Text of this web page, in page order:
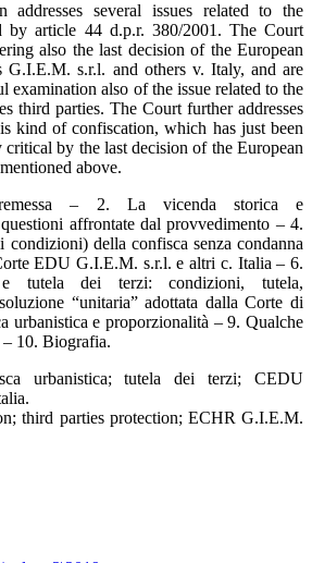
addresses several issues related to the
by article 44 d.p.r. 380/2001. The Court
also the last decision of the European
s.r.l. and others v. Italy, and are
examination also of the issue related to the
third parties. The Court further addresses
kind of confiscation, which has just been
by the last decision of the European
above.
– 2. La vicenda storica e
affrontate dal provvedimento – 4.
della confisca senza condanna
EDU G.I.E.M. s.r.l. e altri c. Italia – 6.
e tutela dei terzi: condizioni, tutela,
“unitaria” adottata dalla Corte di
urbanistica e proporzionalità – 9. Qualche
– 10. Biografia.
urbanistica; tutela dei terzi; CEDU
third parties protection; ECHR G.I.E.M.